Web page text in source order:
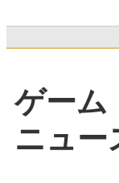
ゲーム
ニュー